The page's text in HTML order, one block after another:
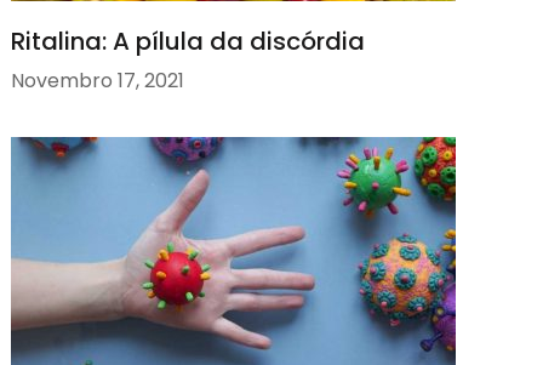
Ritalina: A pílula da discórdia
Novembro 17, 2021